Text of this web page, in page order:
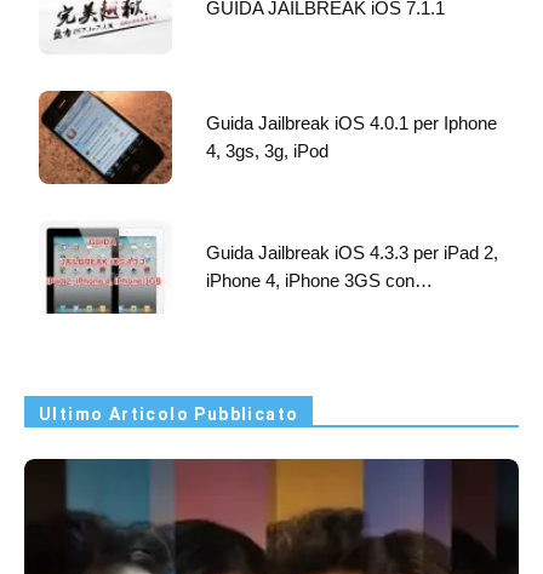
GUIDA JAILBREAK iOS 7.1.1
Guida Jailbreak iOS 4.0.1 per Iphone
4, 3gs, 3g, iPod
Guida Jailbreak iOS 4.3.3 per iPad 2,
iPhone 4, iPhone 3GS con…
Ultimo Articolo Pubblicato